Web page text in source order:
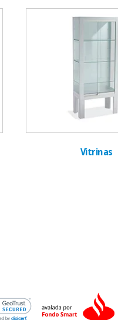
Vitrinas